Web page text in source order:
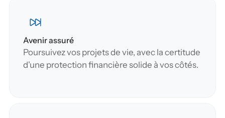
Avenir assuré
Poursuivez vos projets de vie, avec la certitude
d'une protection financière solide à vos côtés.